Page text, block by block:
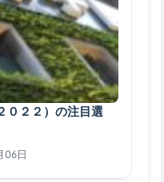
０２２）の注目選
06日